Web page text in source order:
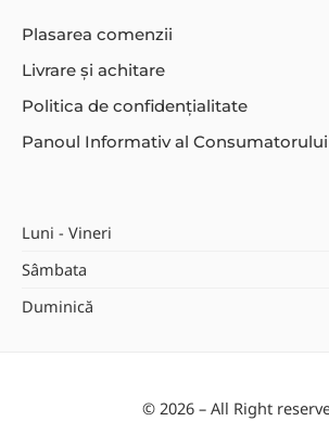
Plasarea comenzii
Livrare și achitare
Politica de confidențialitate
Panoul Informativ al Consumatorului
Luni - Vineri
Sâmbata
Duminică
© 2026 – All Right